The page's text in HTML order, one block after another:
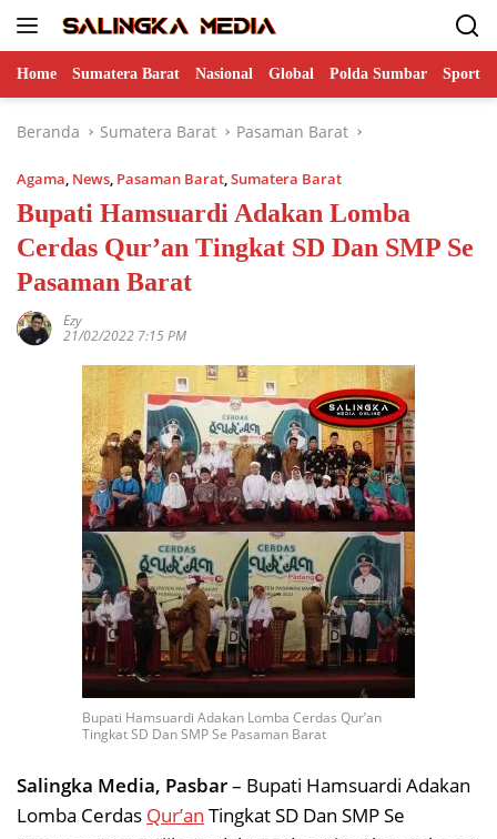
Home Sumatera Barat Nasional Global Polda Sumbar Sports
Beranda Sumatera Barat Pasaman Barat
Agama, News, Pasaman Barat,Sumatera Barat
Bupati Hamsuardi Adakan Lomba
Cerdas Qur’an Tingkat SD Dan SMP Se
Pasaman Barat
Ezy
21/02/2022 7:15 PM
Bupati Hamsuardi Adakan Lomba Cerdas Qur’an
Tingkat SD Dan SMP Se Pasaman Barat
Salingka Media, Pasbar– Bupati Hamsuardi Adakan
Lomba Cerdas Qur’an Tingkat SD Dan SMP Se